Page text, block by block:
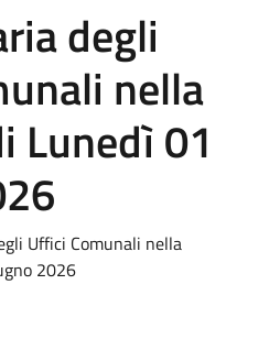
degli
nella
Lunedì 01
Uffici Comunali nella
2026